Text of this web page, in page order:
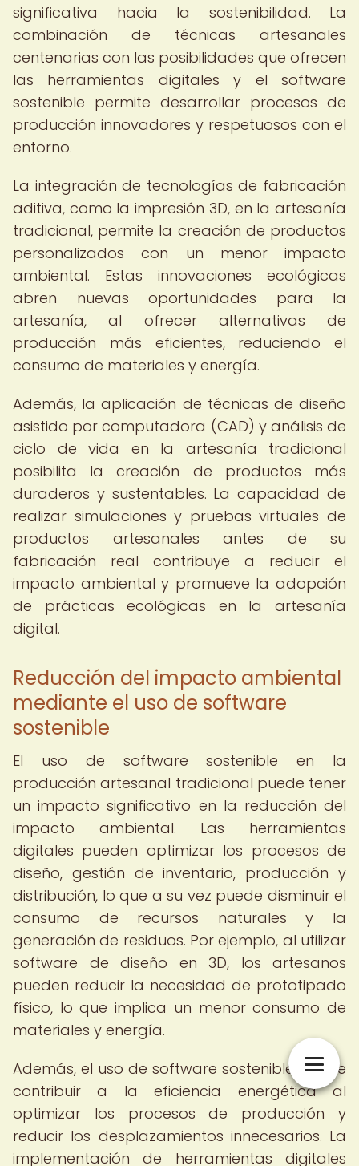
significativa hacia la sostenibilidad. La
combinación de técnicas artesanales
centenarias con las posibilidades que ofrecen
las herramientas digitales y el software
sostenible permite desarrollar procesos de
producción innovadores y respetuosos con el
entorno.
La integración de tecnologías de fabricación
aditiva, como la impresión 3D, en la artesanía
tradicional, permite la creación de productos
personalizados con un menor impacto
ambiental. Estas innovaciones ecológicas
abren nuevas oportunidades para la
artesanía, al ofrecer alternativas de
producción más eficientes, reduciendo el
consumo de materiales y energía.
Además, la aplicación de técnicas de diseño
asistido por computadora (CAD) y análisis de
ciclo de vida en la artesanía tradicional
posibilita la creación de productos más
duraderos y sustentables. La capacidad de
realizar simulaciones y pruebas virtuales de
productos artesanales antes de su
fabricación real contribuye a reducir el
impacto ambiental y promueve la adopción
de prácticas ecológicas en la artesanía
digital.
Reducción del impacto ambiental
mediante el uso de software
sostenible
El uso de software sostenible en la
producción artesanal tradicional puede tener
un impacto significativo en la reducción del
impacto ambiental. Las herramientas
digitales pueden optimizar los procesos de
diseño, gestión de inventario, producción y
distribución, lo que a su vez puede disminuir el
consumo de recursos naturales y la
generación de residuos. Por ejemplo, al utilizar
software de diseño en 3D, los artesanos
pueden reducir la necesidad de prototipado
físico, lo que implica un menor consumo de
materiales y energía.
Además, el uso de software sostenible puede
contribuir a la eficiencia energética al
optimizar los procesos de producción y
reducir los desplazamientos innecesarios. La
implementación de herramientas digitales